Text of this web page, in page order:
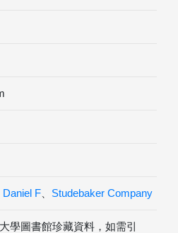
F Studebaker Company
學圖書館珍藏資料，如需引